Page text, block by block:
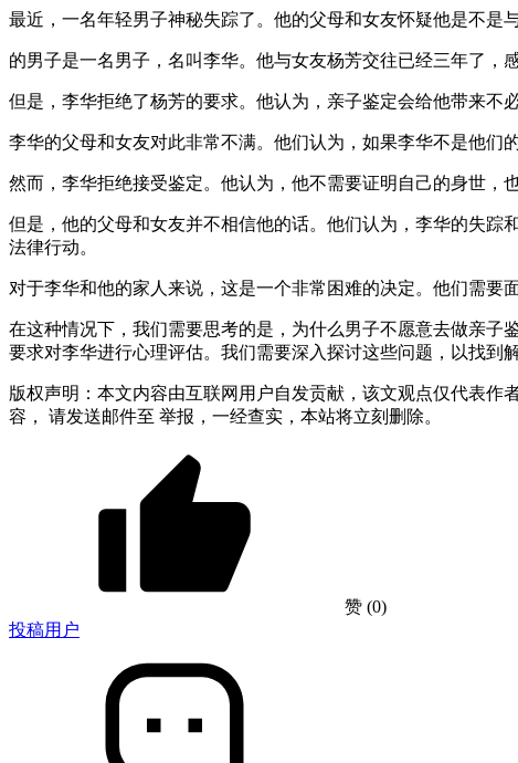
最近，一名年轻男子神秘失踪了。他的父母和女友怀疑他是不是
的男子是一名男子，名叫李华。他与女友杨芳交往已经三年了，
但是，李华拒绝了杨芳的要求。他认为，亲子鉴定会给他带来不
李华的父母和女友对此非常不满。他们认为，如果李华不是他们
然而，李华拒绝接受鉴定。他认为，他不需要证明自己的身世，
但是，他的父母和女友并不相信他的话。他们认为，李华的失
法律行动。
对于李华和他的家人来说，这是一个非常困难的决定。他们需要
在这种情况下，我们需要思考的是，为什么男子不愿意去做亲子
要求对李华进行心理评估。我们需要深入探讨这些问题，以找到解
版权声明：本文内容由互联网用户自发贡献，该文观点仅代表
容， 请发送邮件至 举报，一经查实，本站将立刻删除。
赞 (0)
投稿用户